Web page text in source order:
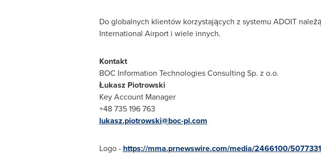
Do globalnych klientów korzystających z systemu ADOIT
International Airport i wiele innych.
Kontakt
BOC Information Technologies Consulting Sp. z o.o.
Łukasz Piotrowski
Key Account Manager
+48 735 196 763
lukasz.piotrowski@boc-pl.com
Logo - https://mma.prnewswire.com/media/2466100/